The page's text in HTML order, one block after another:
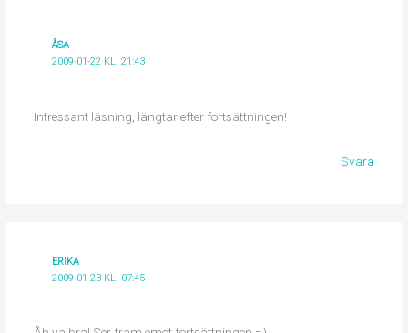
ÅSA
2009-01-22 KL. 21:43
Intressant läsning, längtar efter fortsättningen!
Svara
ERIKA
2009-01-23 KL. 07:45